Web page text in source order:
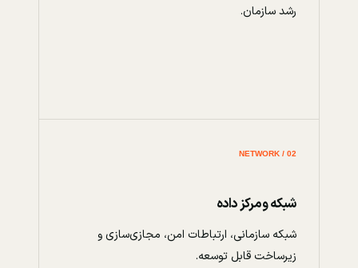
رشد سازمان.
02 / NETWORK
شبکه و مرکز داده
شبکه سازمانی، ارتباطات امن، مجازی‌سازی و
زیرساخت قابل توسعه.